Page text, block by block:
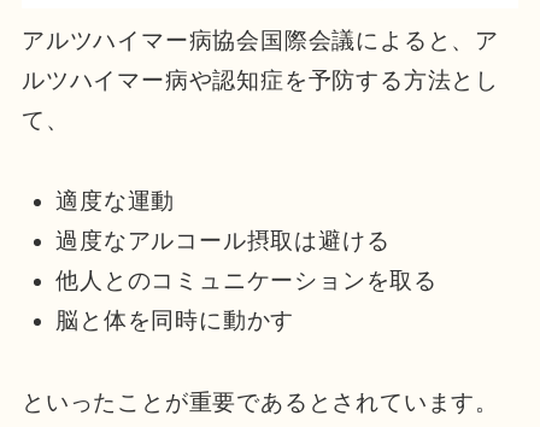
アルツハイマー病協会国際会議によると、ア
ルツハイマー病や認知症を予防する方法とし
て、
適度な運動
過度なアルコール摂取は避ける
他人とのコミュニケーションを取る
脳と体を同時に動かす
といったことが重要であるとされています。